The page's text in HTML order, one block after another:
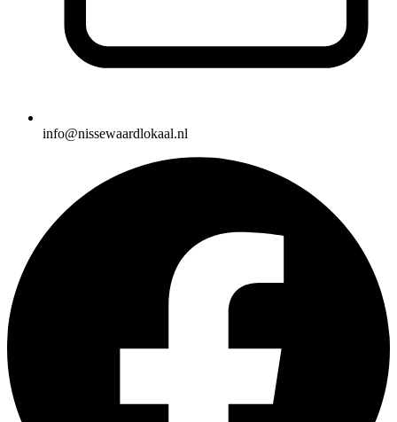
info@nissewaardlokaal.nl